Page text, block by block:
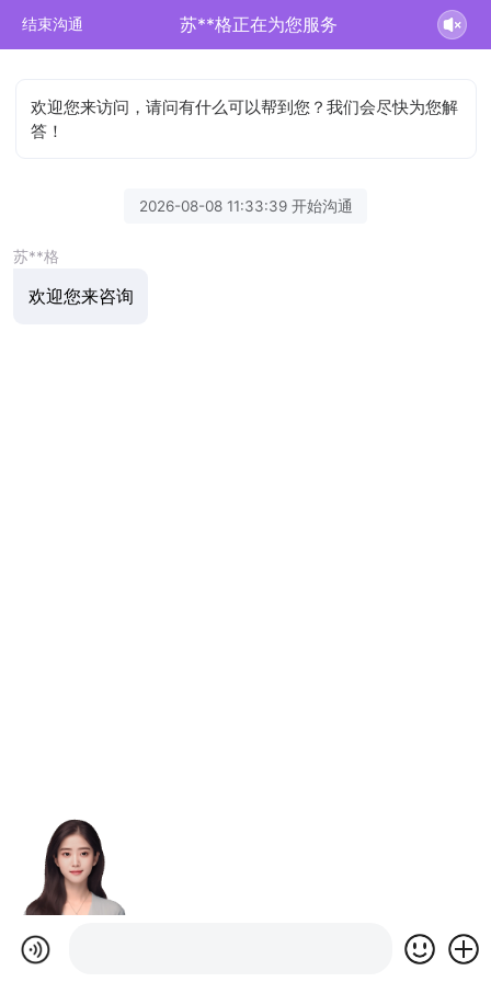
结束沟通 苏**格正在为您服务
欢迎您来访问，请问有什么可以帮到您？我们会尽快为您解
答！
2026-08-08 11:33:39 开始沟通
苏**格
欢迎您来咨询